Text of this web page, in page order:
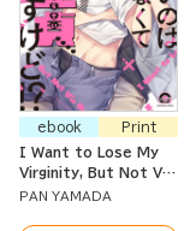
ebook
Print
I Want to Lose My
Virginity, But Not Via
My Butt!
PAN YAMADA